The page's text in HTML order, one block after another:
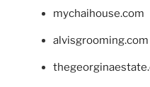
mychaihouse.com
alvisgrooming.com